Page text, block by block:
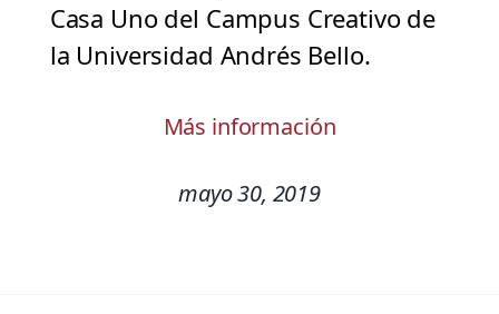
Casa Uno del Campus Creativo de
la Universidad Andrés Bello.
Más información
mayo 30, 2019